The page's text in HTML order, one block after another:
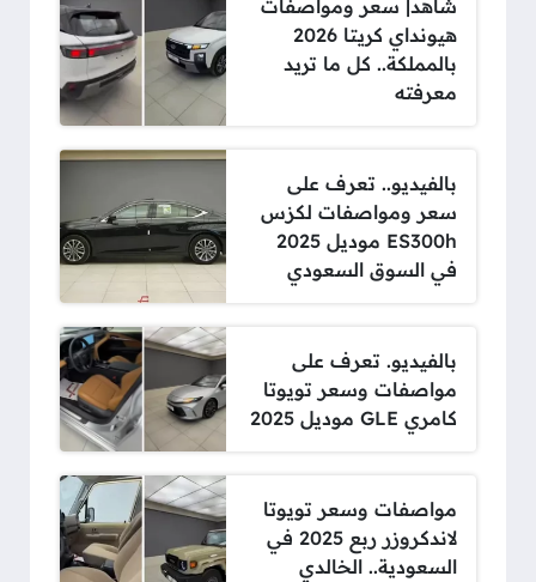
شاهد| سعر ومواصفات
هيونداي كريتا 2026
بالمملكة.. كل ما تريد
معرفته
بالفيديو.. تعرف على
سعر ومواصفات لكزس
ES300h موديل 2025
في السوق السعودي
بالفيديو. تعرف على
مواصفات وسعر تويوتا
كامري GLE موديل 2025
مواصفات وسعر تويوتا
لاندكروزر ربع 2025 في
السعودية.. الخالدي